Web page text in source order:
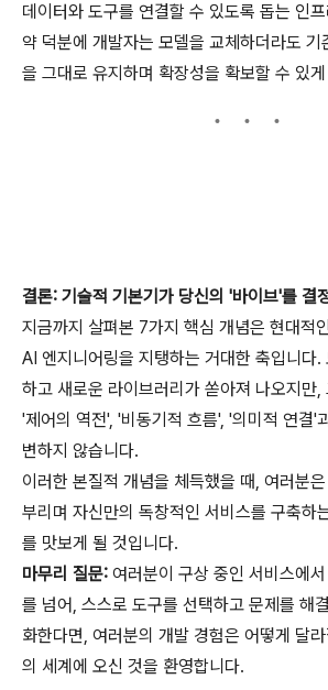
데이터와 도구를 연결할 수 있도록 돕는 인
약 덕분에 개발자는 모델을 교체하더라도 기
을 그대로 유지하며 확장성을 확보할 수 있
결론: 기술적 기본기가 당신의 '바이브'를 결
지금까지 살펴본 7가지 핵심 개념은 현대적
AI 엔지니어링을 지탱하는 거대한 축입니다.
하고 새로운 라이브러리가 쏟아져 나오지만,
'제어의 역전', '비동기적 흐름', '의미적 연결'
변하지 않습니다.
이러한 본질적 개념을 체득했을 때, 여러분
부리며 자신만의 독창적인 서비스를 구축하
를 맛보게 될 것입니다.
마무리 질문: 여러분이 구상 중인 서비스에
를 넘어, 스스로 도구를 선택하고 문제를 해
화한다면, 여러분의 개발 경험은 어떻게 달
의 세계에 오신 것을 환영합니다.